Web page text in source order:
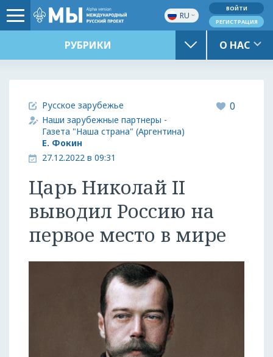
RU
ВОЙТИ
РЕГИСТРАЦИЯ
РУБРИКИ О НАС
Русское зарубежье
Наши зарубежные партнеры -
Газета "Наша страна" (Аргентина)
Е. Фокин
27.12.2022 в 09:31
0
Царь Николай II
выводил Россию на
первое место в мире